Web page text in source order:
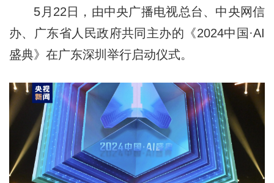
5月22日，由中央广播电视总台、中央网信
办、广东省人民政府共同主办的《2024中国·AI
盛典》在广东深圳举行启动仪式。